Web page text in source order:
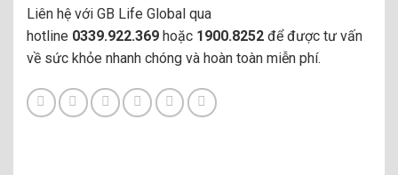
Liên hệ với GB Life Global qua
hotline 0339.922.369 hoặc 1900.8252 để được tư vấn
về sức khỏe nhanh chóng và hoàn toàn miễn phí.